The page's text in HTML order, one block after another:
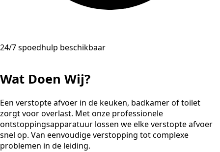
24/7 spoedhulp beschikbaar
Wat Doen Wij?
Een verstopte afvoer in de keuken, badkamer of toilet
zorgt voor overlast. Met onze professionele
ontstoppingsapparatuur lossen we elke verstopte afvoer
snel op. Van eenvoudige verstopping tot complexe
problemen in de leiding.